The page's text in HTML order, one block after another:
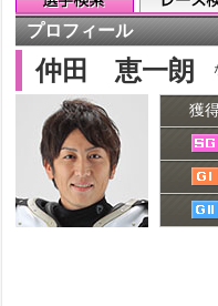
プロフィール
仲田 恵一朗
獲